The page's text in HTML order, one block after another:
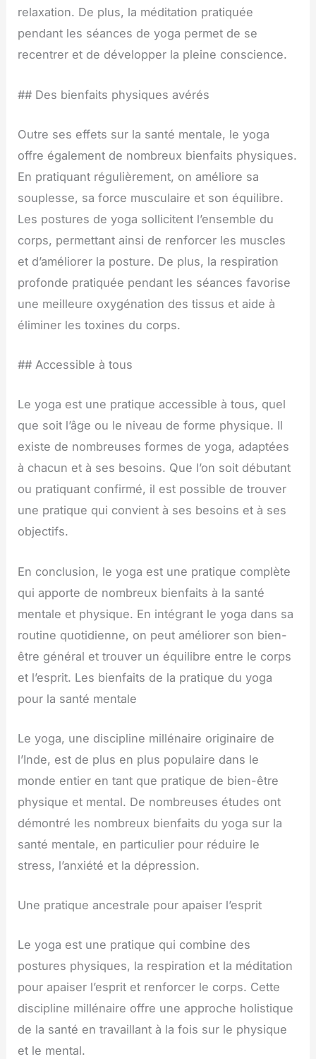
relaxation. De plus, la méditation pratiquée
pendant les séances de yoga permet de se
recentrer et de développer la pleine conscience.
## Des bienfaits physiques avérés
Outre ses effets sur la santé mentale, le yoga
offre également de nombreux bienfaits physiques.
En pratiquant régulièrement, on améliore sa
souplesse, sa force musculaire et son équilibre.
Les postures de yoga sollicitent l’ensemble du
corps, permettant ainsi de renforcer les muscles
et d’améliorer la posture. De plus, la respiration
profonde pratiquée pendant les séances favorise
une meilleure oxygénation des tissus et aide à
éliminer les toxines du corps.
## Accessible à tous
Le yoga est une pratique accessible à tous, quel
que soit l’âge ou le niveau de forme physique. Il
existe de nombreuses formes de yoga, adaptées
à chacun et à ses besoins. Que l’on soit débutant
ou pratiquant confirmé, il est possible de trouver
une pratique qui convient à ses besoins et à ses
objectifs.
En conclusion, le yoga est une pratique complète
qui apporte de nombreux bienfaits à la santé
mentale et physique. En intégrant le yoga dans sa
routine quotidienne, on peut améliorer son bien-
être général et trouver un équilibre entre le corps
et l’esprit. Les bienfaits de la pratique du yoga
pour la santé mentale
Le yoga, une discipline millénaire originaire de
l’Inde, est de plus en plus populaire dans le
monde entier en tant que pratique de bien-être
physique et mental. De nombreuses études ont
démontré les nombreux bienfaits du yoga sur la
santé mentale, en particulier pour réduire le
stress, l’anxiété et la dépression.
Une pratique ancestrale pour apaiser l’esprit
Le yoga est une pratique qui combine des
postures physiques, la respiration et la méditation
pour apaiser l’esprit et renforcer le corps. Cette
discipline millénaire offre une approche holistique
de la santé en travaillant à la fois sur le physique
et le mental.